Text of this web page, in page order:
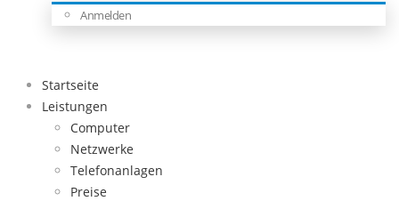
Anmelden
Startseite
Leistungen
Computer
Netzwerke
Telefonanlagen
Preise